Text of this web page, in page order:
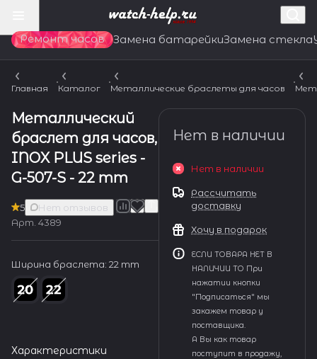
Ремонт часов Замена батарейкиЗамена стекла
Главная Каталог Металлические браслеты для часов
Металлический
браслет для часов,
INOX PLUS series -
G-507-S - 22 mm
5
Нет отзывов
Арт. 4389
Ширина браслета: 22 mm
Характеристики
Нет в наличии
Нет в наличии
Рассчитать
доставку
Хочу в подарок
ЕСЛИ ТОВАРА НЕТ В
НАЛИЧИИ ТО При
нажатии кнопки
"Подписаться" мы
закажем товар у
поставщика.
А Вы как товар
поступит в продажу,